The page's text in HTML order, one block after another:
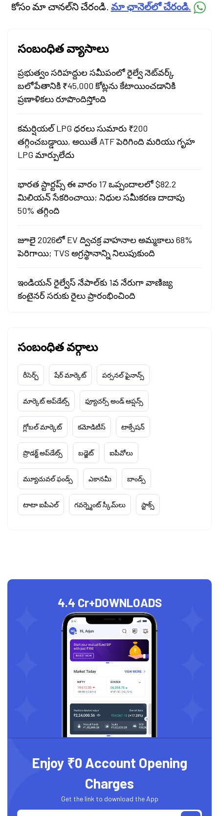
కోసం మా చానల్‌ని చేరండి. మా ఛానెల్‌లో చేరండి.
సంబంధిత వ్యాసాలు
ప్రభుత్వం సరిహద్దుల సమీపంలో రైల్వే నెట్‌వర్క్
బలోపేతానికి ₹45,000 కోట్లను కేటాయించడానికి
ప్రణాళికలు రూపొందిస్తోంది
కమర్షియల్ LPG ధరలు సుమారు ₹200
తగ్గించబడ్డాయి, అయితే ATF పెరిగింది మరియు గృహ
LPG మార్పులేదు
భారత స్టార్టప్స్ ఈ వారం 17 ఒప్పందాలలో $82.2
మిలియన్ సేకరించాయి; నిధుల సమీకరణ దాదాపు
50% తగ్గింది
జూలై 2026లో EV ద్విచక్ర వాహనాల అమ్మకాలు 68%
పెరిగాయి; TVS అగ్రస్థానాన్ని నిలుపుకుంది
ఇండియన్ రైల్వేస్ నేపాల్‌కు 1వ నేరుగా వాణిజ్య
కంటైనర్ సరుకు రైలు ప్రారంభించింది
సంబంధిత వర్గాలు
రీసెర్చ్ షేర్ మార్కెట్ పర్సనల్ ఫైనాన్స్
మార్కెట్ అప్‌డేట్స్ ఫ్యూచర్స్ అండ్ ఆప్షన్స్
గ్లోబల్ మార్కెట్ కమోడిటీస్ టాక్సేషన్
ప్రొడక్ట్ అప్‌డేట్స్ బడ్జెట్ ఐపీవోలు
మ్యూచువల్ ఫండ్స్ ఎకానమీ బాండ్స్
టాటా ఐపీఎల్ గవర్న్మెంట్ స్కీమ్‌లు స్టాక్స్
4.4 Cr+DOWNLOADS
Enjoy ₹0 Account Opening
Charges
Get the link to download the App